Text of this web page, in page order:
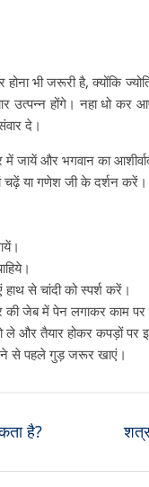
होना भी जरूरी है, क्योंकि
उत्पन्न होंगे। नहा
दे।
जायें और भगवान का
चढ़ें या गणेश जी के दर्शन करें।
से चांदी को स्पर्श करें।
जेब में पेन लगाकर काम पर
ले और तैयार होकर कपड़ों पर
से पहले गुड़ जरूर खाएं।
है?